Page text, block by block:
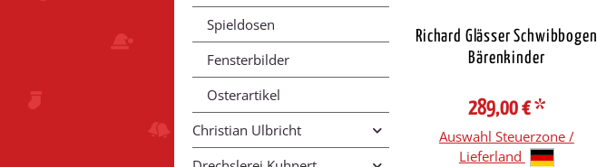
Richard Glässer Schwibbogen
Bärenkinder
289,00 €*
Auswahl Steuerzone /
Lieferland
Spieldosen
Fensterbilder
Osterartikel
Christian Ulbricht